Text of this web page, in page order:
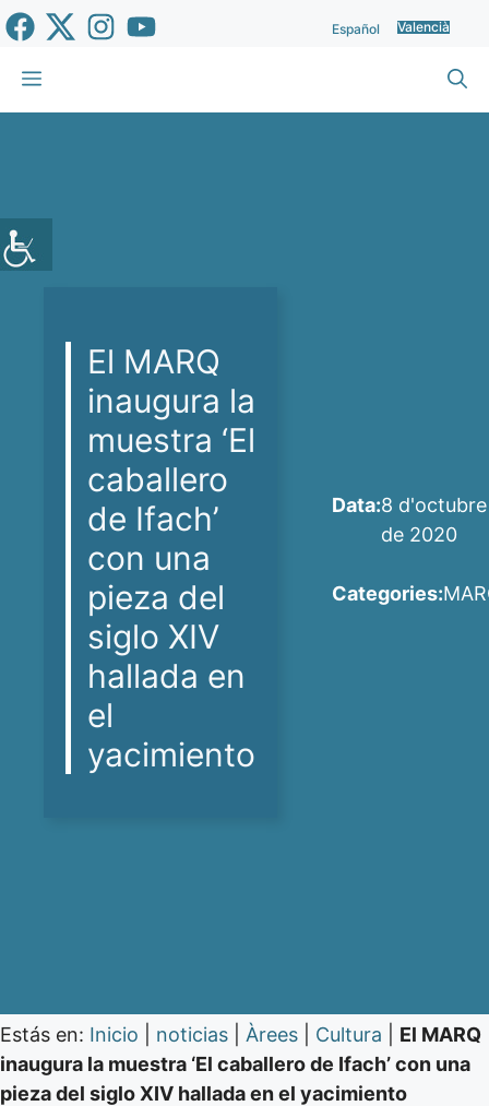
Vés
al
contingut
Español Valencià
Menu
El MARQ
inaugura la
muestra ‘El
caballero
de Ifach’
con una
pieza del
siglo XIV
hallada en
el
yacimiento
Data:8 d'octubre
de 2020
Categories:
Estás en: Inicio noticias Àrees Cultura
El MARQ
inaugura la muestra ‘El caballero de Ifach’ con una
pieza del siglo XIV hallada en el yacimiento